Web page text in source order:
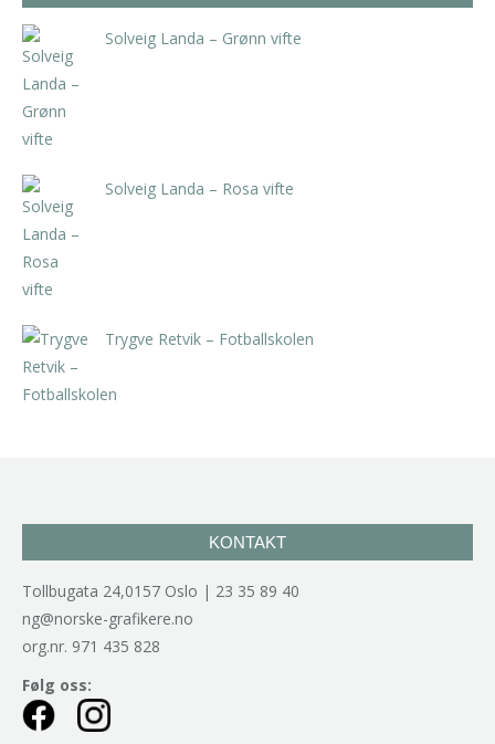
Solveig Landa – Grønn vifte
Solveig Landa – Rosa vifte
Trygve Retvik – Fotballskolen
KONTAKT
Tollbugata 24,0157 Oslo | 23 35 89 40
ng@norske-grafikere.no
org.nr. 971 435 828
Følg oss: